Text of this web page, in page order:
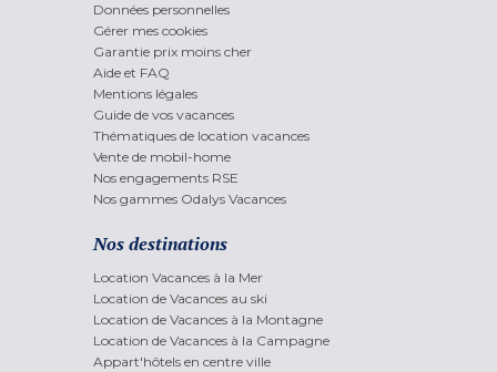
Données personnelles
Gérer mes cookies
Garantie prix moins cher
Aide et FAQ
Mentions légales
Guide de vos vacances
Thématiques de location vacances
Vente de mobil-home
Nos engagements RSE
Nos gammes Odalys Vacances
Nos destinations
Location Vacances à la Mer
Location de Vacances au ski
Location de Vacances à la Montagne
Location de Vacances à la Campagne
Appart'hôtels en centre ville